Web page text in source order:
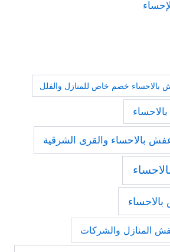
خصم خاص للمنازل والفلل
بالاحساء والقرى الشرقية
المنازل والشركات